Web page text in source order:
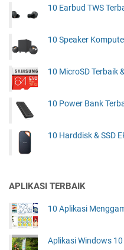
10 Earbud TWS
10 Speaker
10 MicroSD Terbaik
10 Power Bank
10 Harddisk & SSD
APLIKASI TERBAIK
10 Aplikasi
Aplikasi Windows